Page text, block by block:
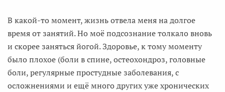
В какой-то момент, жизнь отвела меня на долгое
время от занятий. Но моё подсознание толкало вновь
и скорее заняться йогой. Здоровье, к тому моменту
было плохое (боли в спине, остеохондроз, головные
боли, регулярные простудные заболевания, с
осложнениями и ещё много других уже хронических